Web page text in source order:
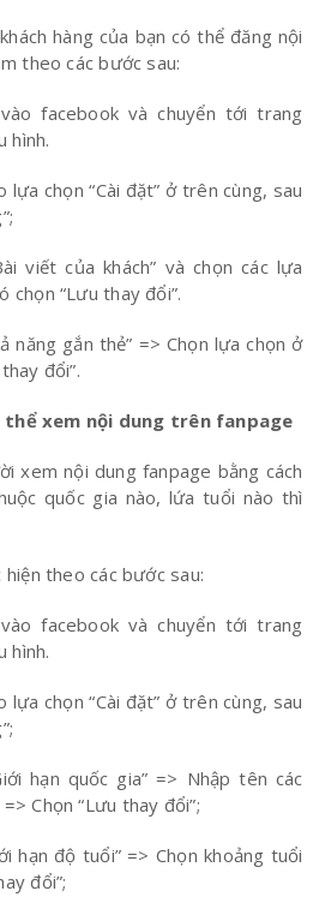
hàng của bạn có thể đăng nội
theo các bước sau:
facebook và chuyển tới trang
hình.
chọn “Cài đặt” ở trên cùng, sau
viết của khách” và chọn các lựa
chọn “Lưu thay đổi”.
năng gắn thẻ” => Chọn lựa chọn ở
đổi”.
xem nội dung trên fanpage
xem nội dung fanpage bằng cách
quốc gia nào, lứa tuổi nào thì
theo các bước sau:
facebook và chuyển tới trang
hình.
chọn “Cài đặt” ở trên cùng, sau
hạn quốc gia” => Nhập tên các
Chọn “Lưu thay đổi”;
hạn độ tuổi” => Chọn khoảng tuổi
đổi”;